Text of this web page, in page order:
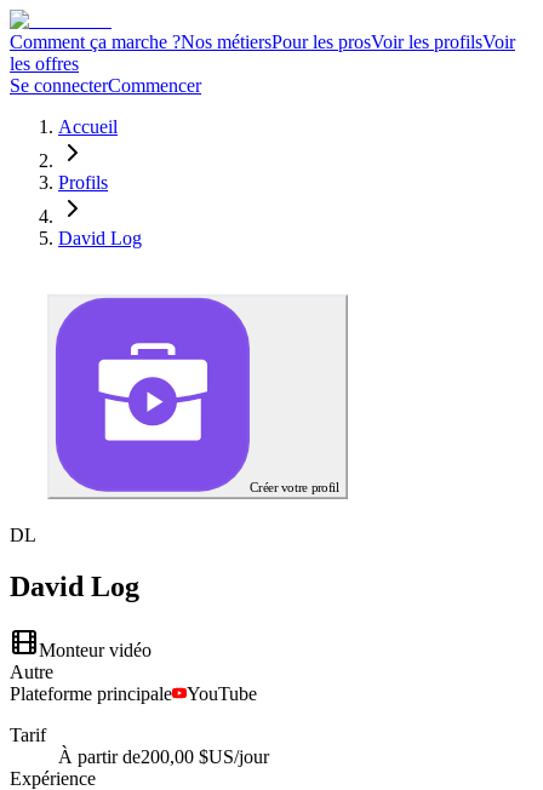
Comment ça marche ?Nos métiersPour les prosVoir les profilsVoir
les offres
Se connecterCommencer
Accueil
Profils
David Log
Créer votre profil
DL
David Log
Monteur vidéo
Autre
Plateforme principale
YouTube
Tarif
À partir de200,00 $US/jour
Expérience